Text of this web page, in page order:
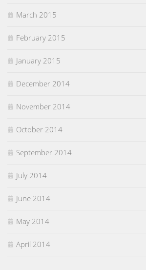
March 2015
February 2015
January 2015
December 2014
November 2014
October 2014
September 2014
July 2014
June 2014
May 2014
April 2014